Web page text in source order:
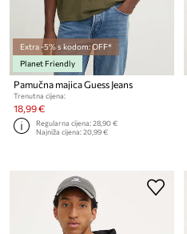
Extra -5% s kodom: OFF*
Planet Friendly
Pamučna majica Guess Jeans
Trenutna cijena:
18,99 €
Regularna cijena:28,90 €
Najniža cijena:20,99 €